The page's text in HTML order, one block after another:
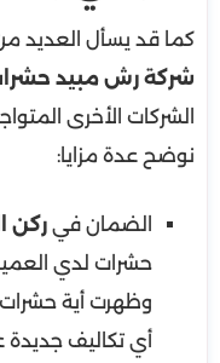
كما قد يسأل العديد
شركة رش مبيد
الشركات الأخرى
نوضح عدة مزايا:
الضمان في ركن
حشرات لدي
وظهرت أية حشرات
أي تكاليف